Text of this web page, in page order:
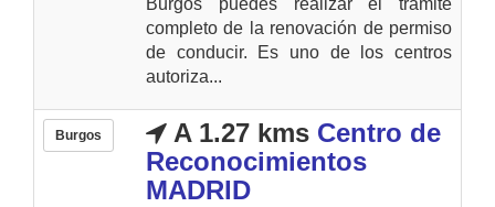
Burgos puedes realizar el tramite
completo de la renovación de permiso
de conducir. Es uno de los centros
autoriza...
Burgos A 1.27 kms Centro de
Reconocimientos
MADRID